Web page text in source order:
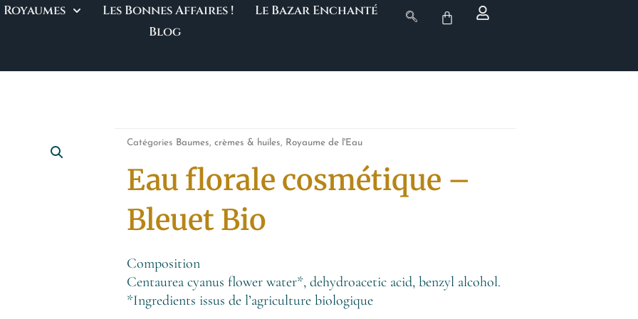
Royaumes Les Bonnes Affaires !
Le Bazar Enchanté
Blog
Catégories Baumes, crèmes & huiles, Royaume de l'Eau
Eau florale cosmétique –
Bleuet Bio
Composition
Centaurea cyanus flower water*, dehydroacetic acid, benzyl alcohol.
*Ingredients issus de l’agriculture biologique